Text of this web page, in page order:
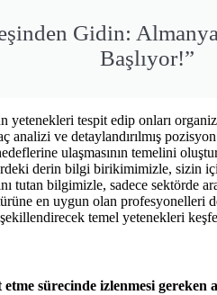
Gidin:
Başlıyor!”
yetenekleri tespit edip onları
ve detaylandırılmış pozisyon
ulaşmasının temelini
derin bilgi birikimimizle, sizin
tutan bilgimizle, sadece sektörde
en uygun olan profesyonelleri
temel yetenekleri
sürecinde izlenmesi gereken